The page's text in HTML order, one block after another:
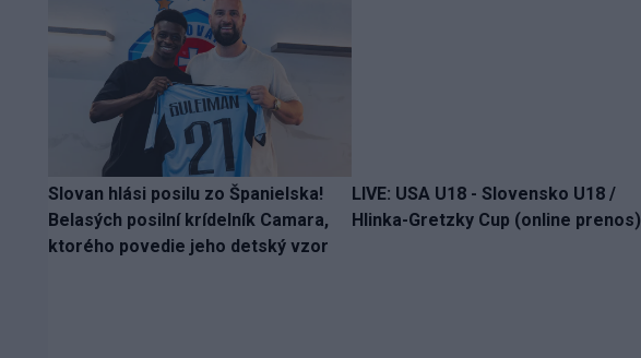
Slovan hlási posilu zo Španielska!
Belasých posilní krídelník Camara,
ktorého povedie jeho detský vzor
LIVE: USA U18 - Slovensko U18 /
Hlinka-Gretzky Cup (online prenos)